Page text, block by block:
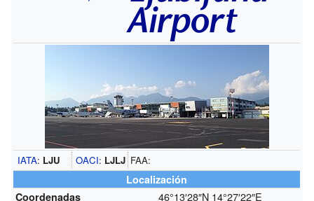
IATA: LJU OACI: LJLJ FAA:
Localización
Coordenadas
46°13′28″N 14°27′22″E